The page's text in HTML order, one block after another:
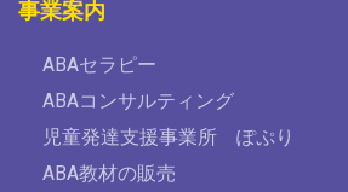
事業案内
ABAセラピー
ABAコンサルティング
児童発達支援事業所 ぽぷり
ABA教材の販売